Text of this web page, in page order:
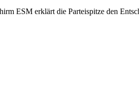
ESM erklärt die Parteispitze den